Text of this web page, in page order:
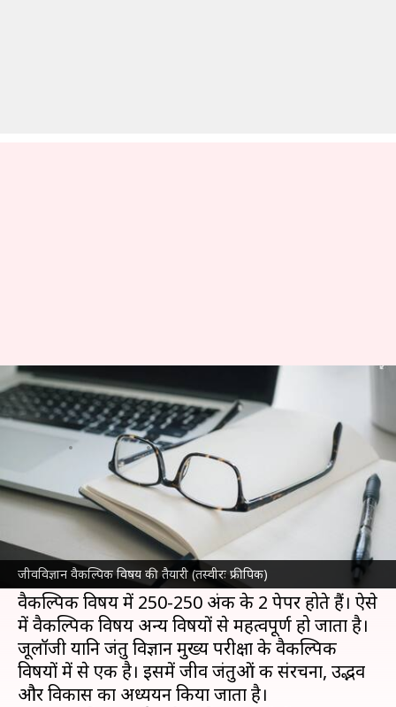
जीवविज्ञान वैकल्पिक विषय की तैयारी (तस्वीरः फ्रीपिक)
UPSC: जंतुविज्ञान है स्कोरिंग वैकल्पिक
विषय, ऐसे करें तैयारी
Apr 22, 2023 02:30 pm
क्या है खबर?
संघ लोक सेवा आयोग (UPSC
) की सिविल सेवा परीक्षा
(CSE) में सफल होने के लिए वैकल्पिक विषय की सही
तैयारी होना जरूरी है।
वैकल्पिक विषय में 250-250 अंक के 2 पेपर होते हैं। ऐसे
में वैकल्पिक विषय अन्य विषयों से महत्वपूर्ण हो जाता है।
जूलॉजी यानि जंतु विज्ञान मुख्य परीक्षा के वैकल्पिक
विषयों में से एक है। इसमें जीव जंतुओं की संरचना, उद्भव
और विकास का अध्ययन किया जाता है।